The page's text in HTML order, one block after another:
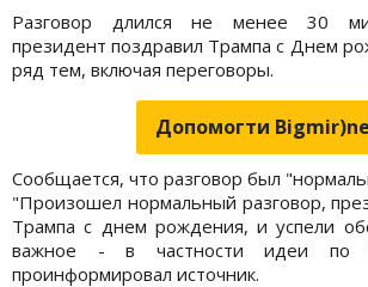
Разговор длился не менее 30
президент поздравил Трампа с Днем
ряд тем, включая переговоры.
Допомогти
Сообщается, что разговор был
"Произошел нормальный разговор,
Трампа с днем рождения, и успели
важное - в частности идеи по
проинформировал источник.